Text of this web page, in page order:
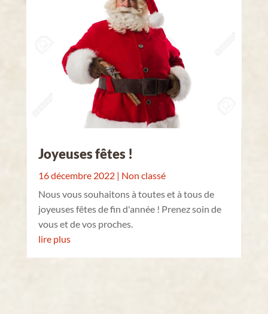
Joyeuses fêtes !
16 décembre 2022| Non classé
Nous vous souhaitons à toutes et à tous de
joyeuses fêtes de fin d'année ! Prenez soin de
vous et de vos proches.
lire plus